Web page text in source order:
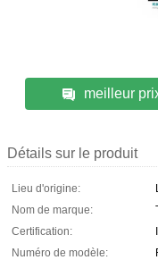
meilleur
Détails sur le produit
Lieu d'origine:
Nom de marque:
Certification:
Numéro de modèle: